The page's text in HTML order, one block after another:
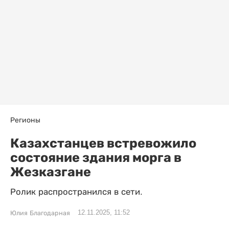
Регионы
Казахстанцев встревожило
состояние здания морга в
Жезказгане
Ролик распространился в сети.
Юлия Благодарная 12.11.2025, 11:52